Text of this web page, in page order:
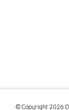
© Copyright 2026